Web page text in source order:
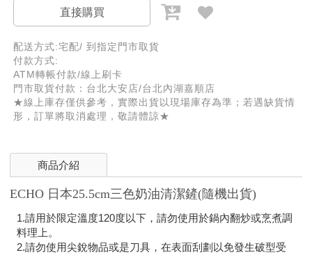
直接購買
配送方式:宅配/ 到指定門市取貨
付款方式:
ATM轉帳付款/線上刷卡
門市取貨付款：台北大安店/台北內湖嘉順店
★線上庫存僅供參考，實際出貨以現場庫存為準；若遇缺貨情
形，訂單將取消處理，敬請體諒★
商品介紹
ECHO 日本25.5cm三色奶油清潔鏟(隨機出貨)
1.請用於限定溫度120度以下，請勿使用於鍋內翻炒或烹煮調
料理上。
2.請勿使用尖銳物品或是刀具，在表面刮劃以免發生破型受